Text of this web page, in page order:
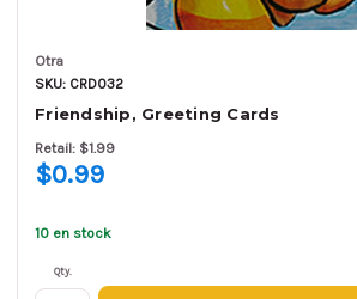
Otra
SKU: CRD032
Friendship, Greeting Cards
Retail: $1.99
$0.99
10 en stock
Qty.